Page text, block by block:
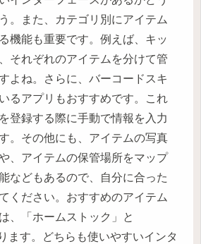
。また、カテゴリ別にアイテム
機能も重要です。例えば、キッ
それぞれのアイテムを分けて管
よね。さらに、バーコードスキ
るアプリもおすすめです。これ
登録する際に手動で情報を入力
。その他にも、アイテムの写真
、アイテムの保管場所をマップ
などもあるので、自分に合った
ください。おすすめのアイテム
、「ホームストック」と
ます。どちらも使いやすいインタ